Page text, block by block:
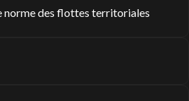
norme des flottes territoriales